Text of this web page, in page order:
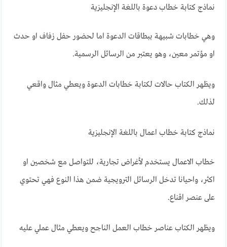
نماذج كتابة خطاب دعوة باللغة الإنجليزية
وهي خطابات شبيهة ببطاقات الدعوة اما لحضور حفل زفاف او حدث
او مؤتمر معين، وهو يعتبر من الرسائل الرسمية.
ويظهر الكتاب حالات لكتابة خطابات الدعوة ويعطي مثال واقعي
لذلك.
نماذج كتابة خطاب اعمال باللغة الإنجليزية
خطاب الاعمال يستخدم لأغراض تجارية، للتواصل مع شخصين او
اكثر، واحيانا تدخل الرسائل الترويجية ضمن هذا النوع فهي تحتوي
على عنصر اقناع.
ويظهر الكتاب عناصر خطاب العمل الناجح ويعطي مثال عملي عليه